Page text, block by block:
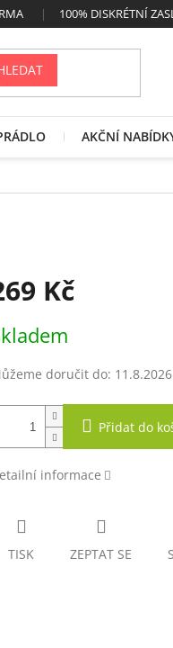
100% DISKRÉTNÍ
AKČNÍ
Kč
doručit do: 11.8.2026
Přidat do
informace
TISK ZEPTAT SE